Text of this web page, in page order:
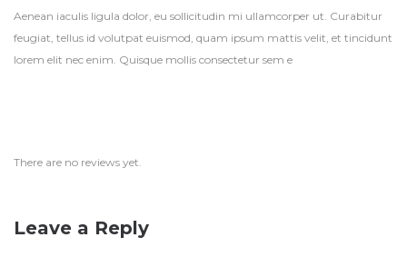
Aenean iaculis ligula dolor, eu sollicitudin mi ullamcorper ut. Curabitur
feugiat, tellus id volutpat euismod, quam ipsum mattis velit, et tincidunt
lorem elit nec enim. Quisque mollis consectetur sem e
There are no reviews yet.
Leave a Reply